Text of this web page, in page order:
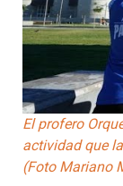
El profero
actividad que
(Foto Mariano